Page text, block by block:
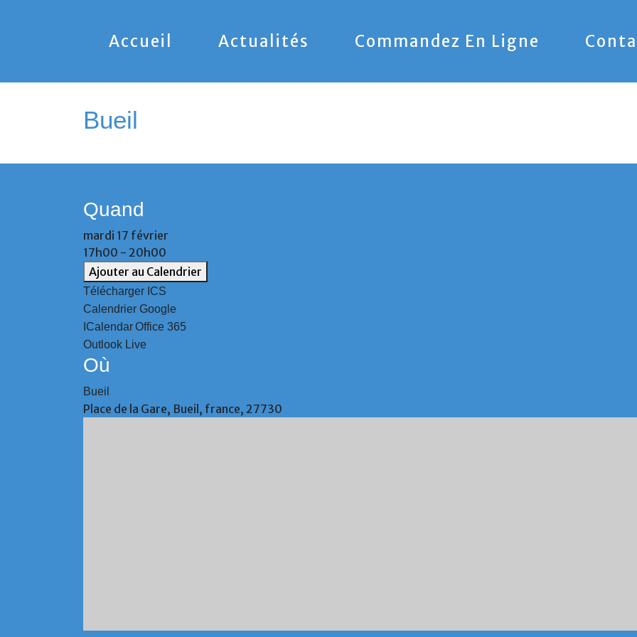
Accueil Actualités Commandez En Ligne
Bueil
Quand
mardi 17 février
17h00 - 20h00
Ajouter au Calendrier
Télécharger ICS
Calendrier Google
ICalendarOffice 365
Outlook Live
Où
Bueil
Place de la Gare, Bueil, france, 27730